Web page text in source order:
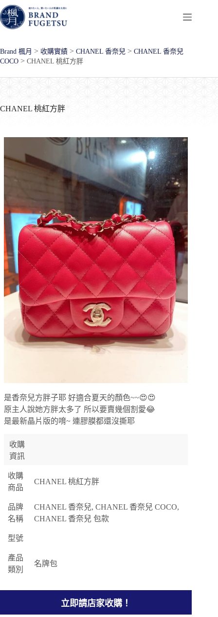
跳
至
主
內
容
Brand 楓月 > 收購實績 > CHANEL 香奈兒 > CHANEL 香奈兒
COCO > CHANEL 桃紅方胖
CHANEL 桃紅方胖
是香奈兒方胖子耶 好適合夏天的顏色~~😍😍
原主人說她方胖太多了 所以要賣幾個割愛😂
是最新晶片版的唷~ 連膠膜都還沒撕耶
收購
資訊
收購
商品
CHANEL 桃紅方胖
品牌
名稱
CHANEL 香奈兒, CHANEL 香奈兒 COCO,
CHANEL 香奈兒 包款
型號
產品
類別
名牌包
立即請店家收購！